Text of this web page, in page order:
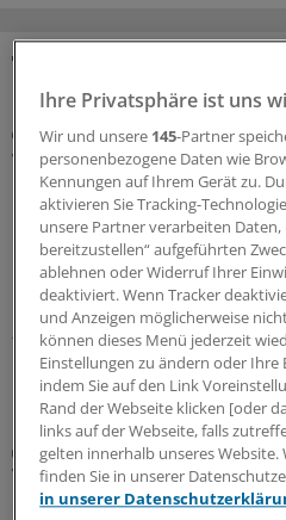
MEHR ZUM THEMA
„ÄrzteTag“-Podcast
Was bringt eine
Praxis, Dr. Lindenau?
In unternehmerische
hineinwachsen – etwa über
Praxen oder MVZ. Wie dabei
bringt, erläutert
„ÄrzteTag“-Podcast.
14.07.2026
Hausärztlicher Nachwuchs
Warum sich zwei junge
entschieden haben
Ihre Privatsphäre ist uns
Wir und unsere 145-Partner
personenbezogene Daten wie
Kennungen auf Ihrem Gerät zu.
aktivieren Sie Tracking-
unsere Partner verarbeiten
bereitzustellen“ aufgeführten
ablehnen oder Widerruf Ihrer
deaktiviert. Wenn Tracker
und Anzeigen möglicherweise
können dieses Menü jederzeit
Einstellungen zu ändern oder
indem Sie auf den Link
Rand der Webseite klicken [oder
links auf der Webseite, falls
gelten innerhalb unseres
finden Sie in unserer
in unserer